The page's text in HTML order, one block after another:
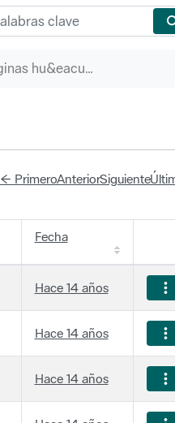
P&aacute;ginas hu&eacute;rfanas
← PrimeroAnteriorSiguiente
Fecha
Hace 14 años
Hace 14 años
Hace 14 años